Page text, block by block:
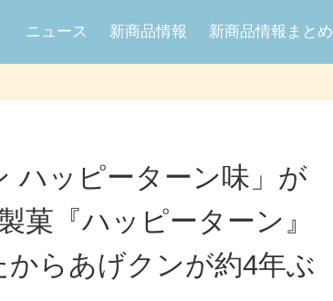
ニュース 新商品情報 新商品情報まとめ
ハッピーターン味」が
菓『ハッピーターン』
らあげクンが約4年ぶ